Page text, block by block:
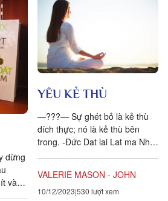
dừng
vào,
YÊU KẺ THÙ
—???— Sự ghét bỏ là kẻ thù
dích thực; nó là kẻ thù bên
trong. -Đức Dat lai Lat ma Như
VALERIE MASON - JOHN
10/12/2023 530 lượt xem